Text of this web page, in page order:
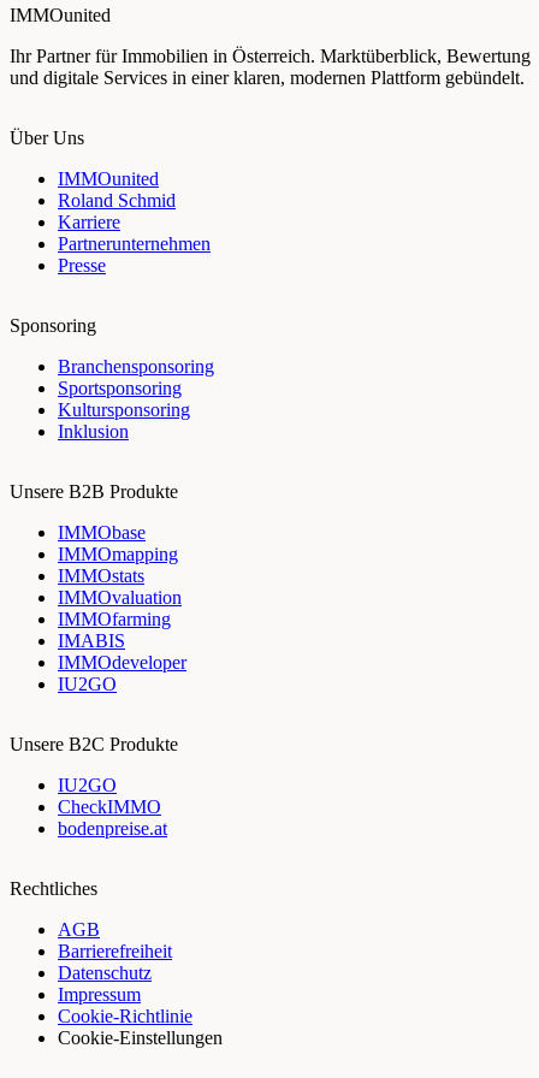
IMMOunited
Ihr Partner für Immobilien in Österreich. Marktüberblick, Bewertung
und digitale Services in einer klaren, modernen Plattform gebündelt.
Über Uns
IMMOunited
Roland Schmid
Karriere
Partnerunternehmen
Presse
Sponsoring
Branchensponsoring
Sportsponsoring
Kultursponsoring
Inklusion
Unsere B2B Produkte
IMMObase
IMMOmapping
IMMOstats
IMMOvaluation
IMMOfarming
IMABIS
IMMOdeveloper
IU2GO
Unsere B2C Produkte
IU2GO
CheckIMMO
bodenpreise.at
Rechtliches
AGB
Barrierefreiheit
Datenschutz
Impressum
Cookie-Richtlinie
Cookie-Einstellungen